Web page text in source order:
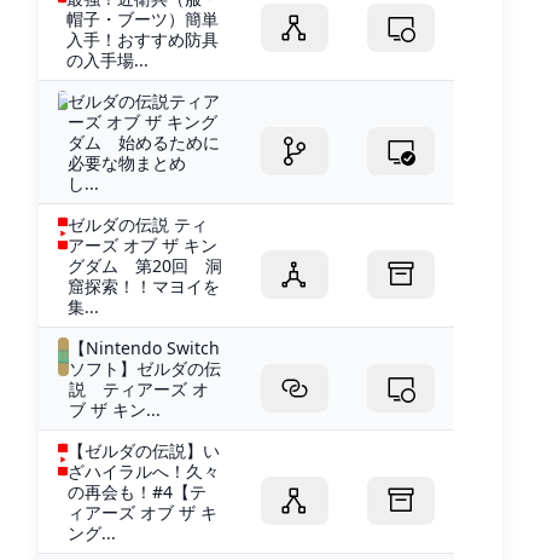
帽子・ブーツ）簡単
入手！おすすめ防具
の入手場...
ゼルダの伝説ティア
ーズ オブ ザ キング
ダム 始めるために
必要な物まとめ
し...
ゼルダの伝説 ティ
アーズ オブ ザ キン
グダム 第20回 洞
窟探索！！マヨイを
集...
【Nintendo Switch
ソフト】ゼルダの伝
説 ティアーズ オ
ブ ザ キン...
【ゼルダの伝説】い
ざハイラルへ！久々
の再会も！#4【テ
ィアーズ オブ ザ キ
ング...